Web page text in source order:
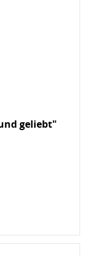
geliebt"